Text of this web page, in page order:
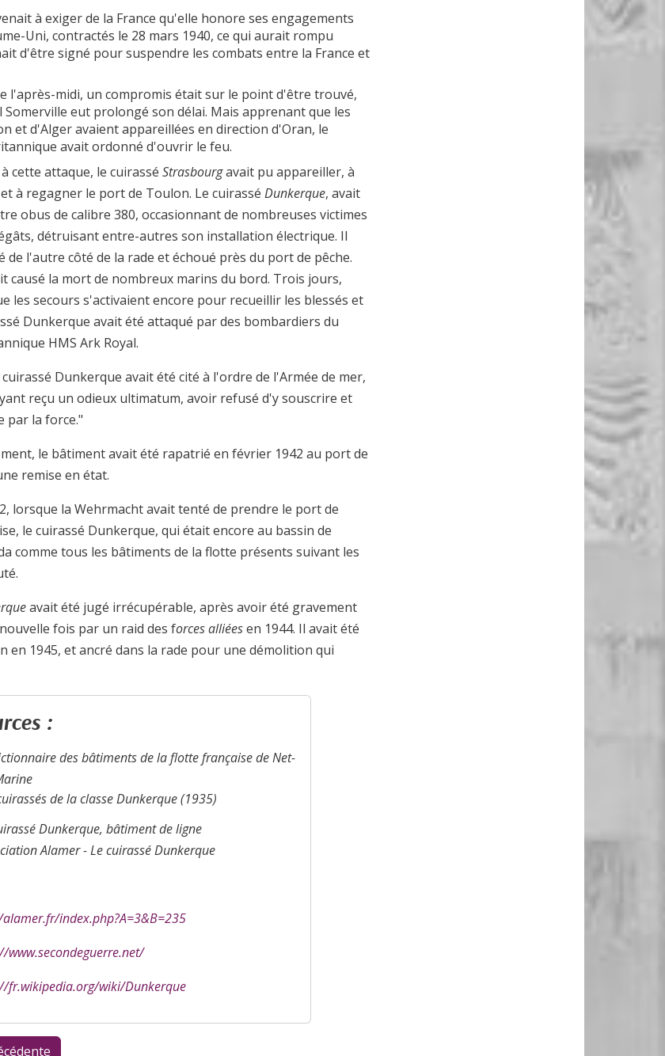
à exiger de la France qu'elle honore ses engagements
Uni, contractés le 28 mars 1940, ce qui aurait rompu
d'être signé pour suspendre les combats entre la France et
l'après-midi, un compromis était sur le point d'être trouvé,
Somerville eut prolongé son délai. Mais apprenant que les
et d'Alger avaient appareillées en direction d'Oran, le
avait ordonné d'ouvrir le feu.
cette attaque, le cuirasséStrasbourgavait pu appareiller, à
à regagner le port de Toulon. Le cuirasséDunkerque, avait
obus de calibre 380, occasionnant de nombreuses victimes
détruisant entre-autres son installation électrique. Il
de l'autre côté de la rade et échoué près du port de pêche.
causé la mort de nombreux marins du bord. Trois jours,
les secours s'activaient encore pour recueillir les blessés et
Dunkerque avait été attaqué par des bombardiers du
HMS Ark Royal.
Dunkerque avait été cité à l'ordre de l'Armée de mer,
reçu un odieux ultimatum, avoir refusé d'y souscrire et
par la force."
le bâtiment avait été rapatrié en février 1942 au port de
remise en état.
lorsque la Wehrmacht avait tenté de prendre le port de
le cuirassé Dunkerque, qui était encore au bassin de
comme tous les bâtiments de la flotte présents suivant les
avait été jugé irrécupérable, après avoir été gravement
fois par un raid des forces alliéesen 1944. Il avait été
en 1945, et ancré dans la rade pour une démolition qui
:
des bâtiments de la flotte française de Net-
de la classeDunkerque(1935)
Dunkerque, bâtiment de ligne
Alamer - Le cuirassé Dunkerque
index.php?A=3&B=235
www.secondeguerre.net/
fr.wikipedia.org/wiki/Dunkerque